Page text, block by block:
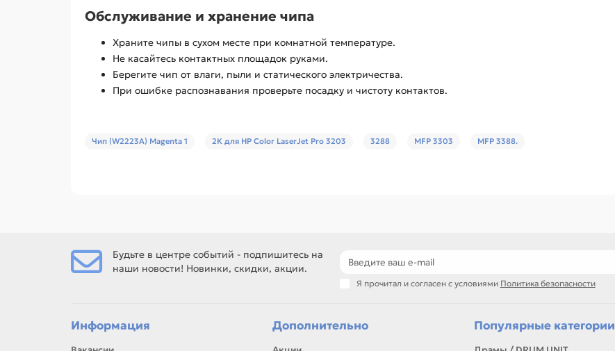
Обслуживание и хранение чипа
Храните чипы в сухом месте при комнатной температуре.
Не касайтесь контактных площадок руками.
Берегите чип от влаги, пыли и статического электричества.
При ошибке распознавания проверьте посадку и чистоту контактов.
Чип (W2223A) Magenta 1 2К для HP Color LaserJet Pro 3203 3288 MFP 3303 MFP 3388.
Будьте в центре событий - подпишитесь на
наши новости! Новинки, скидки, акции.
Я прочитал и согласен с условиями Политика безопасности
Информация Дополнительно Популярные категории